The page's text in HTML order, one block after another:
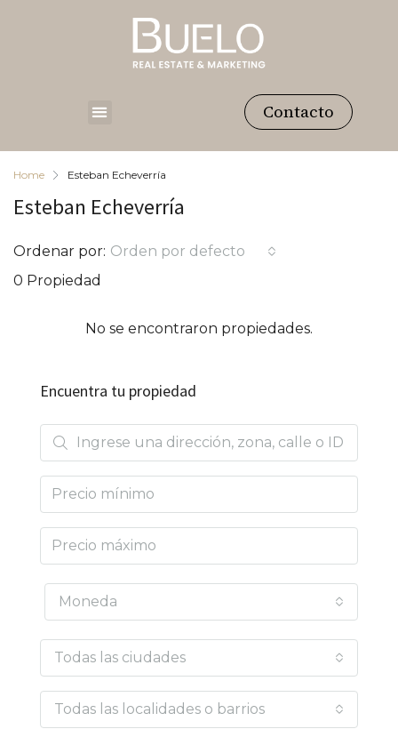
Contacto
Home Esteban Echeverría
Esteban Echeverría
0 Propiedad
Ordenar por: Orden por defecto
No se encontraron propiedades.
Encuentra tu propiedad
Moneda
Todas las ciudades
Todas las localidades o barrios